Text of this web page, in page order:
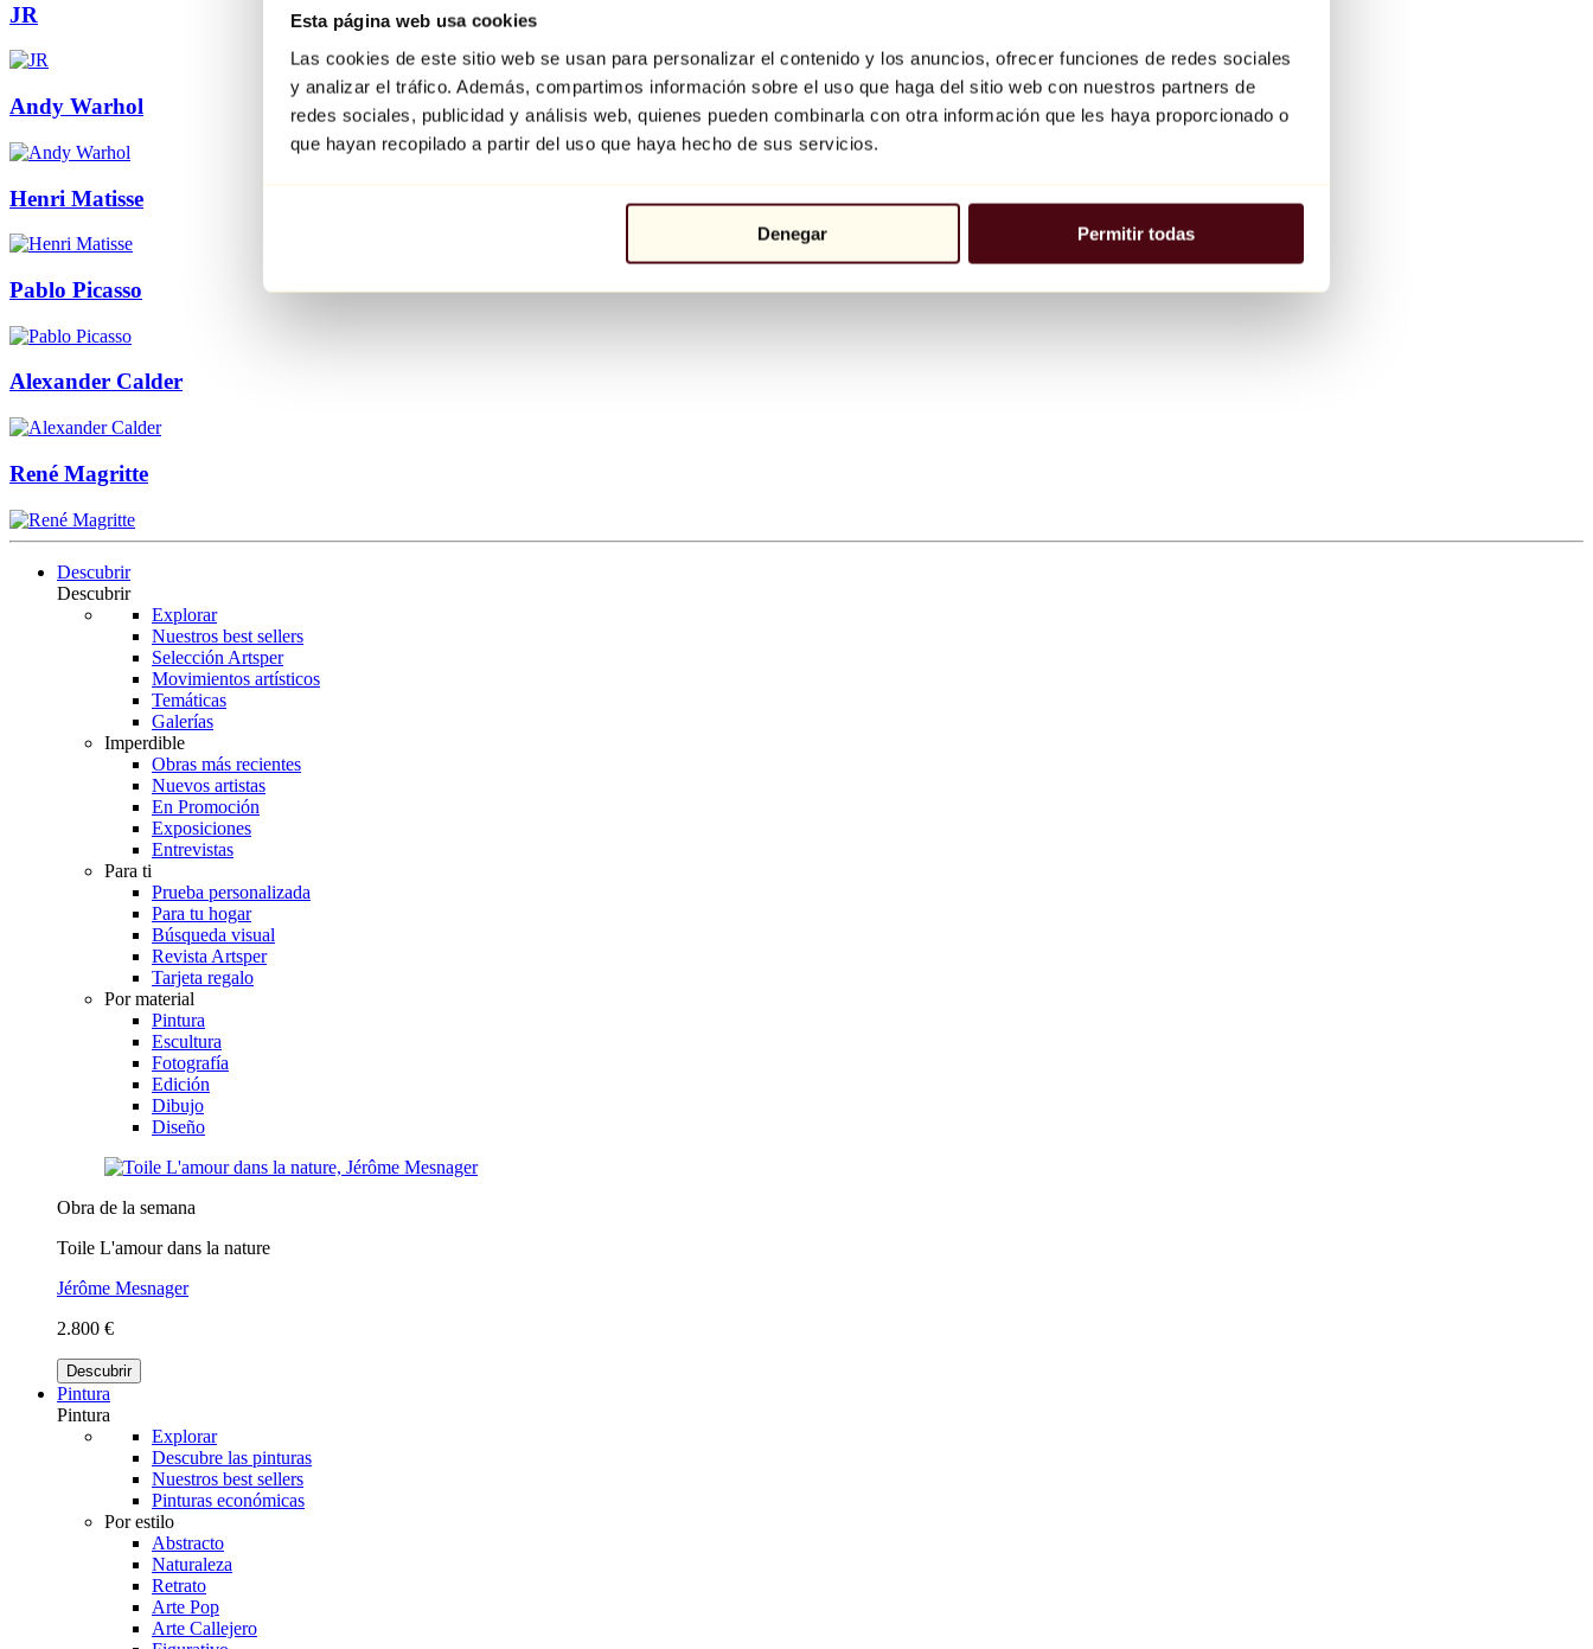
Esta página web usa cookies
Las cookies de este sitio web se usan para personalizar el contenido y los anuncios, ofrecer funciones de redes sociales
y analizar el tráfico. Además, compartimos información sobre el uso que haga del sitio web con nuestros partners de
redes sociales, publicidad y análisis web, quienes pueden combinarla con otra información que les haya proporcionado o
que hayan recopilado a partir del uso que haya hecho de sus servicios.
Denegar Permitir todas
JR
Andy Warhol
Henri Matisse
Pablo Picasso
Alexander Calder
René Magritte
Descubrir
Descubrir
Explorar
Nuestros best sellers
Selección Artsper
Movimientos artísticos
Temáticas
Galerías
Imperdible
Obras más recientes
Nuevos artistas
En Promoción
Exposiciones
Entrevistas
Para ti
Prueba personalizada
Para tu hogar
Búsqueda visual
Revista Artsper
Tarjeta regalo
Por material
Pintura
Escultura
Fotografía
Edición
Dibujo
Diseño
Obra de la semana
Toile L'amour dans la nature
Jérôme Mesnager
2.800 €
Descubrir
Pintura
Pintura
Explorar
Descubre las pinturas
Nuestros best sellers
Pinturas económicas
Por estilo
Abstracto
Naturaleza
Retrato
Arte Pop
Arte Callejero